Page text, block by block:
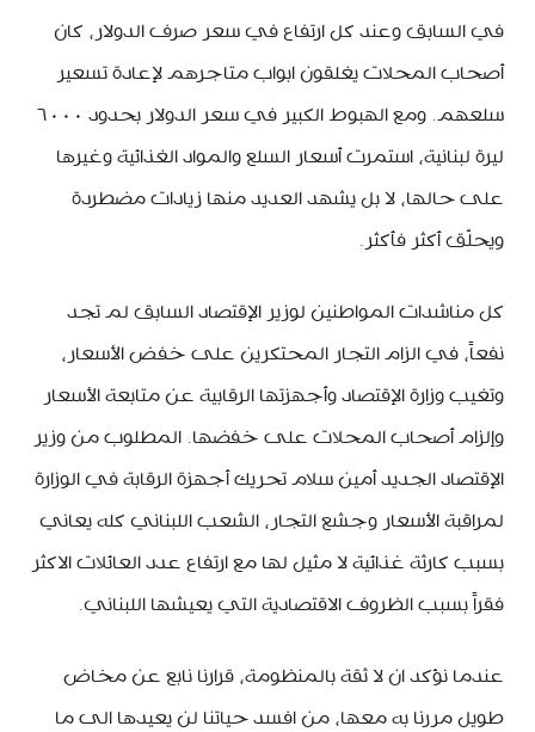
في السابق وعند كل ارتفاع في سعر صرف الدولار، كان
أصحاب المحلات يغلقون ابواب متاجرهم لإعادة تسعير
سلعهم. ومع الهبوط الكبير في سعر الدولار بحدود ٦٠٠٠
ليرة لبنانية، استمرت أسعار السلع والمواد الغذائية وغيرها
على حالها، لا بل يشهد العديد منها زيادات مضطردة
ويحلّق أكثر فأكثر.
كل مناشدات المواطنين لوزير الإقتصاد السابق لم تجد
نفعاً، في الزام التجار المحتكرين على خفض الأسعار،
وتغيب وزارة الإقتصاد وأجهزتها الرقابية عن متابعة الأسعار
وإلزام أصحاب المحلات على خفضها. المطلوب من وزير
الإقتصاد الجديد أمين سلام تحريك أجهزة الرقابة في الوزارة
لمراقبة الأسعار وجشع التجار، الشعب اللبناني كله يعاني
بسبب كارثة غذائية لا مثيل لها مع ارتفاع عدد العائلات الاكثر
فقراً بسبب الظروف الاقتصادية التي يعيشها اللبناني.
عندما نؤكد ان لا ثقة بالمنظومة، قرارنا نابع عن مخاض
طويل مررنا به معها، من افسد حياتنا لن يعيدها الى ما